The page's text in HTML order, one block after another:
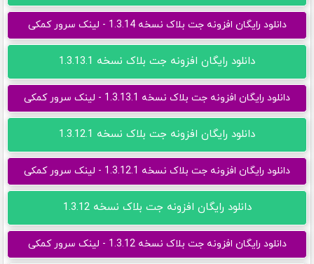
دانلود رایگان افزونه جت بلاک نسخه 1.3.14 - لینک سرور کمکی
دانلود رایگان افزونه جت بلاک نسخه 1.3.13.1
دانلود رایگان افزونه جت بلاک نسخه 1.3.13.1 - لینک سرور کمکی
دانلود رایگان افزونه جت بلاک نسخه 1.3.12.1
دانلود رایگان افزونه جت بلاک نسخه 1.3.12.1 - لینک سرور کمکی
دانلود رایگان افزونه جت بلاک نسخه 1.3.12
دانلود رایگان افزونه جت بلاک نسخه 1.3.12 - لینک سرور کمکی